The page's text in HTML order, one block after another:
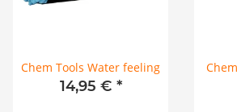
Chem Tools Water feeling
14,95 € *